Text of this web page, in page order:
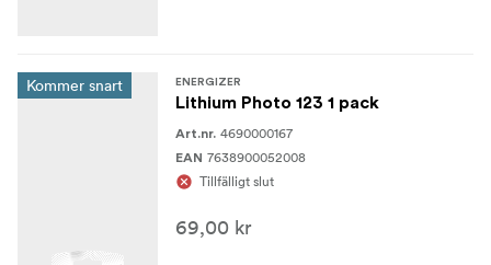
Kommer snart ENERGIZER
Lithium Photo 123 1 pack
Art.nr. 4690000167
EAN 7638900052008
Tillfälligt slut
69,00 kr